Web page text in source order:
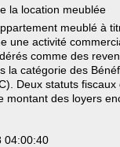
la location meublée
meublé à
une activité
comme des
la catégorie des
Deux statuts
montant des loyers
04:00:40